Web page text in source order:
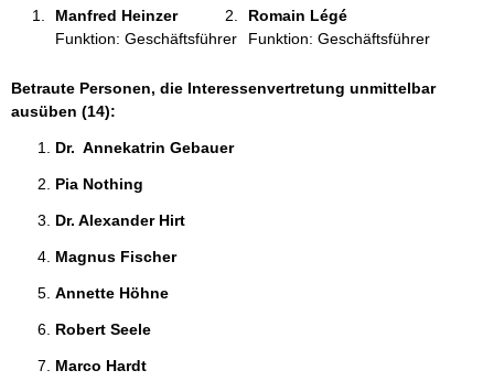
:
Manfred Heinzer
Funktion: Geschäftsführer
Romain Légé
Funktion: Geschäftsführer
Betraute Personen, die Interessenvertretung unmittelbar
ausüben (14):
Dr.  Annekatrin Gebauer
Pia Nothing
Dr. Alexander Hirt
Magnus Fischer
Annette Höhne
Robert Seele
Marco Hardt